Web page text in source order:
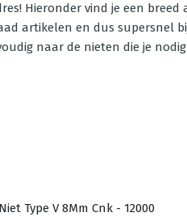
Hieronder vind je een
artikelen en dus supersnel
naar de nieten die je